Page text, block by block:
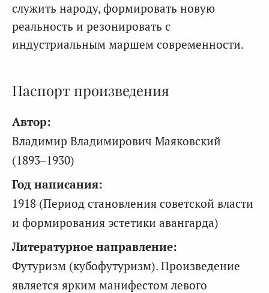
служить народу, формировать новую
реальность и резонировать с
индустриальным маршем современности.
Паспорт произведения
Автор:
Владимир Владимирович Маяковский
(1893–1930)
Год написания:
1918 (Период становления советской власти
и формирования эстетики авангарда)
Литературное направление:
Футуризм (кубофутуризм). Произведение
является ярким манифестом левого